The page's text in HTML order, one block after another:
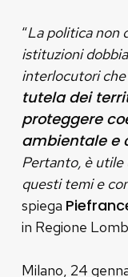
“La politica non
istituzioni
interlocutori
tutela dei
proteggere
ambientale e
Pertanto, è utile
questi temi e
spiega
in Regione
Milano, 24